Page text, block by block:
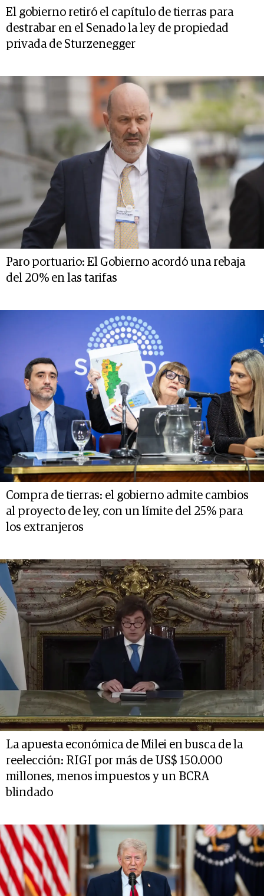
El gobierno retiró el capítulo de tierras para
destrabar en el Senado la ley de propiedad
privada de Sturzenegger
Paro portuario: El Gobierno acordó una rebaja
del 20% en las tarifas
Compra de tierras: el gobierno admite cambios
al proyecto de ley, con un límite del 25% para
los extranjeros
La apuesta económica de Milei en busca de la
reelección: RIGI por más de US$ 150.000
millones, menos impuestos y un BCRA
blindado